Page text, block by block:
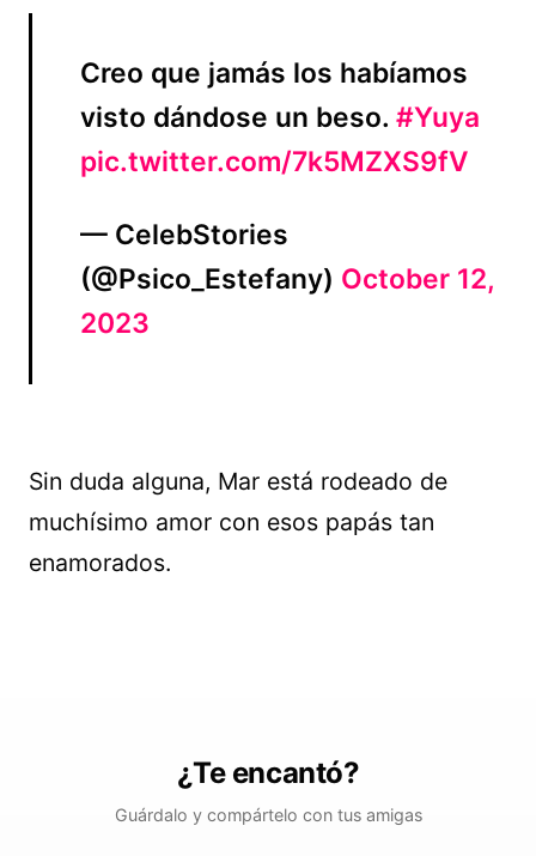
Creo que jamás los habíamos
visto dándose un beso. #Yuya
pic.twitter.com/7k5MZXS9fV
— CelebStories
(@Psico_Estefany) October 12,
2023
Sin duda alguna, Mar está rodeado de
muchísimo amor con esos papás tan
enamorados.
¿Te encantó?
Guárdalo y compártelo con tus amigas